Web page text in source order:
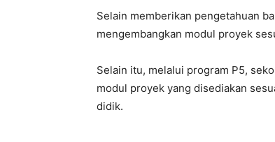
Selain memberikan pengetahuan
mengembangkan modul proyek
Selain itu, melalui program P5,
modul proyek yang disediakan
didik.